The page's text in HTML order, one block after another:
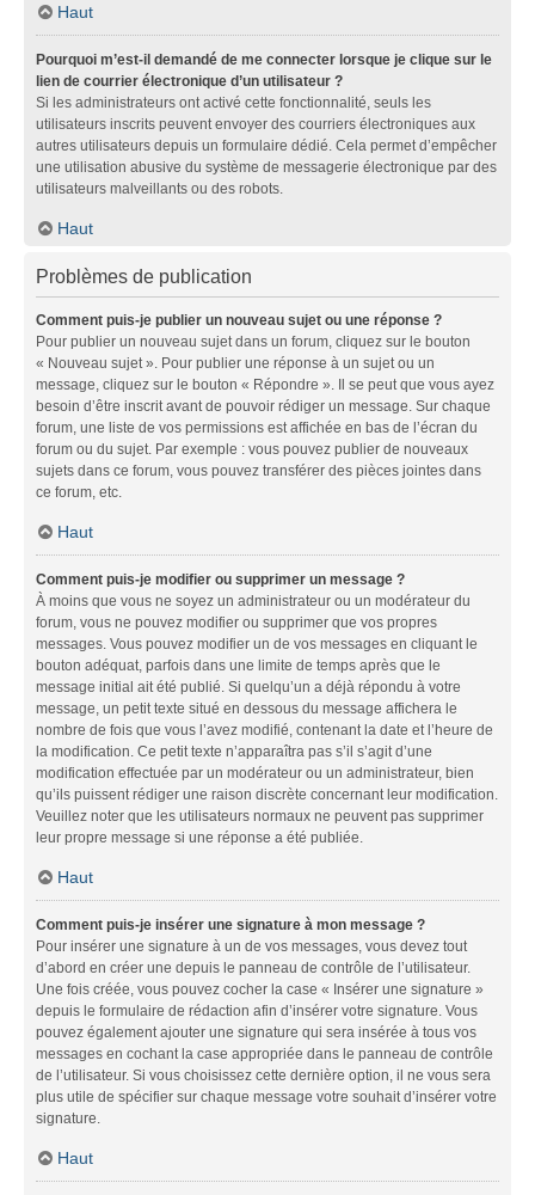
Haut
Pourquoi m’est-il demandé de me connecter lorsque je clique sur le
lien de courrier électronique d’un utilisateur ?
Si les administrateurs ont activé cette fonctionnalité, seuls les
utilisateurs inscrits peuvent envoyer des courriers électroniques aux
autres utilisateurs depuis un formulaire dédié. Cela permet d’empêcher
une utilisation abusive du système de messagerie électronique par des
utilisateurs malveillants ou des robots.
Haut
Problèmes de publication
Comment puis-je publier un nouveau sujet ou une réponse ?
Pour publier un nouveau sujet dans un forum, cliquez sur le bouton
« Nouveau sujet ». Pour publier une réponse à un sujet ou un
message, cliquez sur le bouton « Répondre ». Il se peut que vous ayez
besoin d’être inscrit avant de pouvoir rédiger un message. Sur chaque
forum, une liste de vos permissions est affichée en bas de l’écran du
forum ou du sujet. Par exemple : vous pouvez publier de nouveaux
sujets dans ce forum, vous pouvez transférer des pièces jointes dans
ce forum, etc.
Haut
Comment puis-je modifier ou supprimer un message ?
À moins que vous ne soyez un administrateur ou un modérateur du
forum, vous ne pouvez modifier ou supprimer que vos propres
messages. Vous pouvez modifier un de vos messages en cliquant le
bouton adéquat, parfois dans une limite de temps après que le
message initial ait été publié. Si quelqu’un a déjà répondu à votre
message, un petit texte situé en dessous du message affichera le
nombre de fois que vous l’avez modifié, contenant la date et l’heure de
la modification. Ce petit texte n’apparaîtra pas s’il s’agit d’une
modification effectuée par un modérateur ou un administrateur, bien
qu’ils puissent rédiger une raison discrète concernant leur modification.
Veuillez noter que les utilisateurs normaux ne peuvent pas supprimer
leur propre message si une réponse a été publiée.
Haut
Comment puis-je insérer une signature à mon message ?
Pour insérer une signature à un de vos messages, vous devez tout
d’abord en créer une depuis le panneau de contrôle de l’utilisateur.
Une fois créée, vous pouvez cocher la case « Insérer une signature »
depuis le formulaire de rédaction afin d’insérer votre signature. Vous
pouvez également ajouter une signature qui sera insérée à tous vos
messages en cochant la case appropriée dans le panneau de contrôle
de l’utilisateur. Si vous choisissez cette dernière option, il ne vous sera
plus utile de spécifier sur chaque message votre souhait d’insérer votre
signature.
Haut